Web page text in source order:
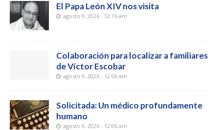
El Papa León XIV nos visita
agosto 9, 2026 - 12:16 am
Colaboración para localizar a familiares
de Víctor Escobar
agosto 9, 2026 - 12:06 am
Solicitada: Un médico profundamente
humano
agosto 9, 2026 - 12:06 am